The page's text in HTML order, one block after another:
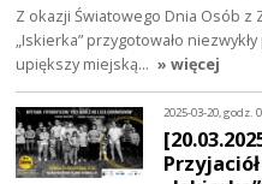
Z okazji Światowego Dnia Osób z
„Iskierka” przygotowało
upiększy miejską… » więcej
2025-03-20, godz.